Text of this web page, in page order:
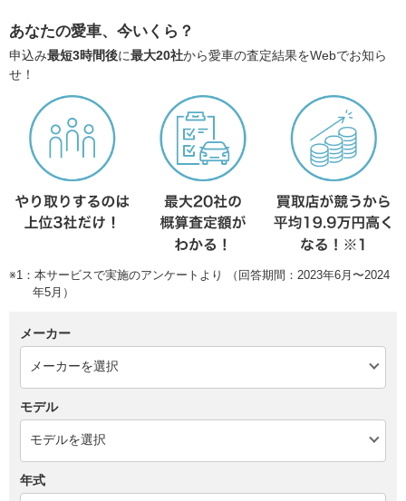
あなたの愛車、今いくら？
申込み最短3時間後に最大20社から愛車の査定結果をWebでお知ら
せ！
※1：本サービスで実施のアンケートより （回答期間：2023年6月〜2024
年5月）
メーカー
モデル
年式